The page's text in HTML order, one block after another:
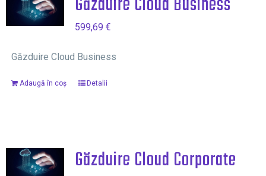
599,69 €
Găzduire Cloud Business
Adaugă în coș Detalii
Găzduire Cloud Corporate